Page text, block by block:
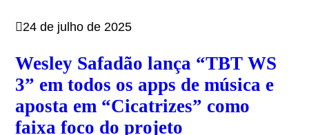
24 de julho de 2025
Wesley Safadão lança “TBT WS
3” em todos os apps de música e
aposta em “Cicatrizes” como
faixa foco do projeto